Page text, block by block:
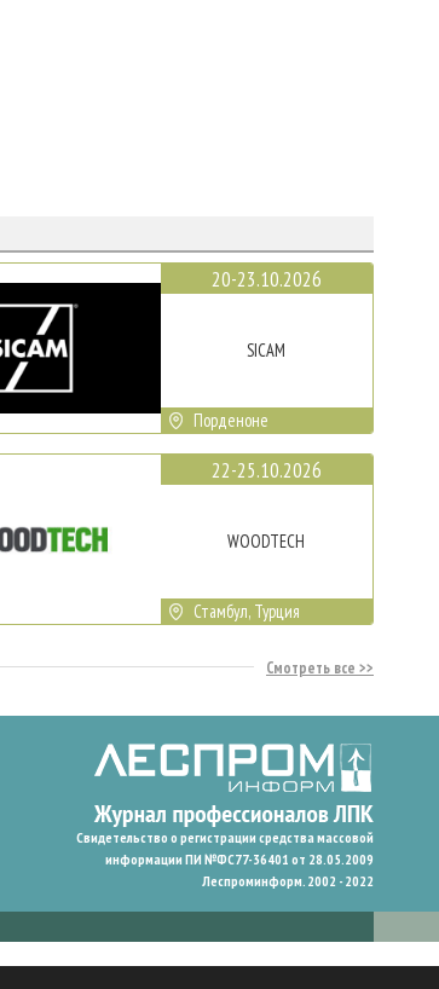
20-23.10.2026
SICAM
Порденоне
22-25.10.2026
WOODTECH
Стамбул, Турция
Смотреть все
Свидетельство о регистрации средства массовой
информации ПИ №ФС77-36401 от 28.05.2009
Леспроминформ. 2002 - 2022